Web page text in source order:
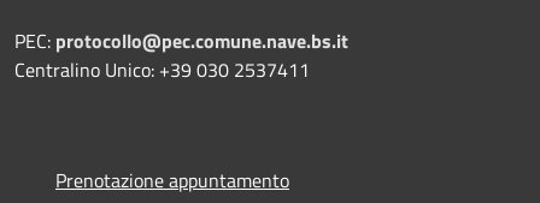
PEC: protocollo@pec.comune.nave.bs.it
Centralino Unico: +39 030 2537411
Prenotazione appuntamento